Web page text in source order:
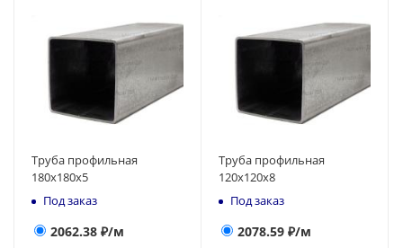
Труба профильная
180х180x5
Под заказ
2062.38 ₽/м
Труба профильная
120х120х8
Под заказ
2078.59 ₽/м